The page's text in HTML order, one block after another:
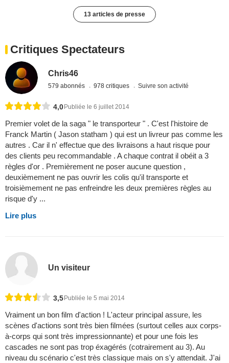
13 articles de presse
Critiques Spectateurs
Chris46
579 abonnés 978 critiques Suivre son activité
4,0 Publiée le 6 juillet 2014
Premier volet de la saga " le transporteur " . C'est l'histoire de
Franck Martin ( Jason statham ) qui est un livreur pas comme les
autres . Car il n' effectue que des livraisons a haut risque pour
des clients peu recommandable . A chaque contrat il obéit a 3
règles d'or . Premièrement ne poser aucune question ,
deuxièmement ne pas ouvrir les colis qu'il transporte et
troisièmement ne pas enfreindre les deux premières règles au
risque d'y ...
Lire plus
Un visiteur
3,5Publiée le 5 mai 2014
Vraiment un bon film d'action ! L'acteur principal assure, les
scènes d'actions sont très bien filmées (surtout celles aux corps-
à-corps qui sont très impressionnante) et pour une fois les
cascades ne sont pas trop éxagérés (cotrairement au 3). Au
niveau du scénario c'est très classique mais on s'y attendait. J'ai